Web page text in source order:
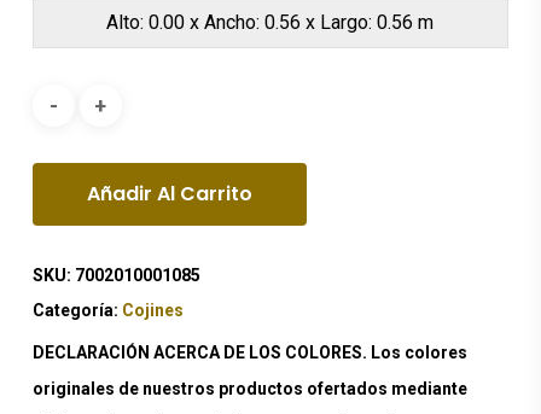
Alto: 0.00 x Ancho: 0.56 x Largo: 0.56 m
Añadir Al Carrito
SKU: 7002010001085
Categoría: Cojines
DECLARACIÓN ACERCA DE LOS COLORES. Los colores
originales de nuestros productos ofertados mediante